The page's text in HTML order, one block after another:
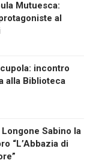
Mutuesca:
al
incontro
alla Biblioteca
Sabino la
“L’Abbazia di